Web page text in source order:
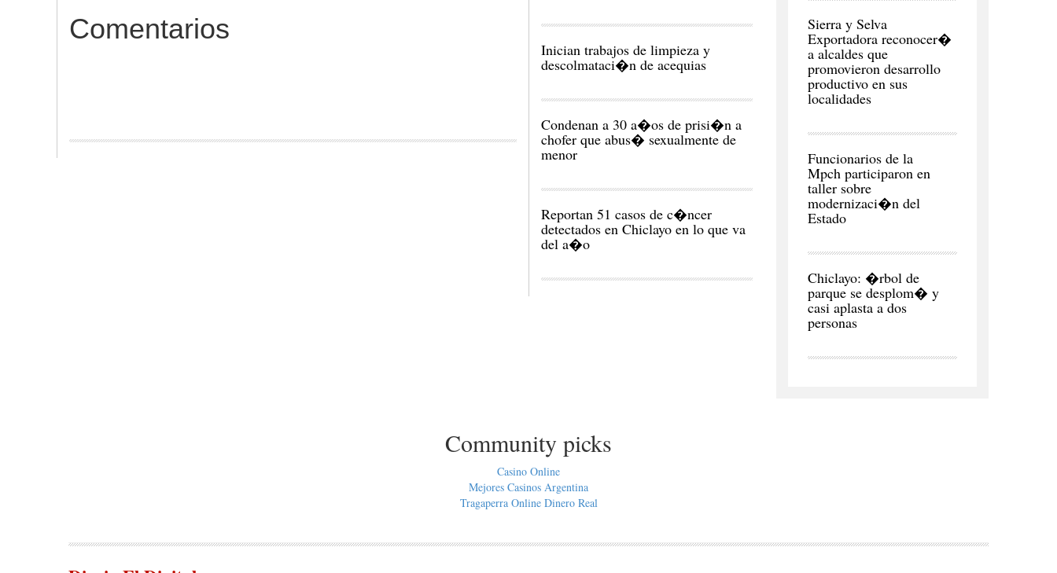
Comentarios
Inician trabajos de limpieza y
descolmataci�n de acequias
Condenan a 30 a�os de prisi�n a
chofer que abus� sexualmente de
menor
Reportan 51 casos de c�ncer
detectados en Chiclayo en lo que va
del a�o
Sierra y Selva
Exportadora reconocer�
a alcaldes que
promovieron desarrollo
productivo en sus
localidades
Funcionarios de la
Mpch participaron en
taller sobre
modernizaci�n del
Estado
Chiclayo: �rbol de
parque se desplom� y
casi aplasta a dos
personas
Community picks
Casino Online
Mejores Casinos Argentina
Tragaperra Online Dinero Real